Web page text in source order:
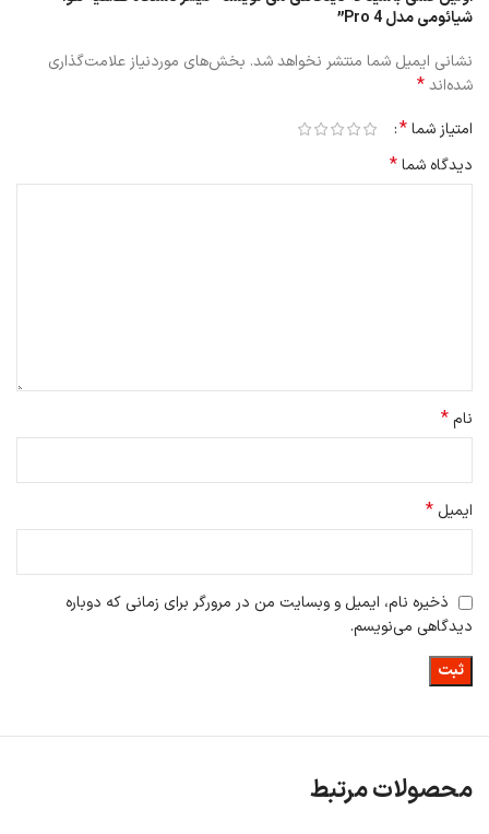
شیائومی مدل 4 Pro”
نشانی ایمیل شما منتشر نخواهد شد. بخش‌های موردنیاز علامت‌گذاری
شده‌اند*
امتیاز شما*
دیدگاه شما*
نام*
ایمیل *
ذخیره نام، ایمیل و وبسایت من در مرورگر برای زمانی که دوباره
دیدگاهی می‌نویسم.
محصولات مرتبط